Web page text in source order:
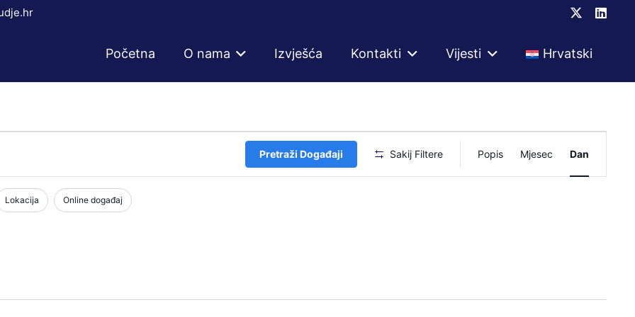
Početna O nama Izvješća Kontakti Vijesti Hrvatski
Pretraži Događaji Sakij Filtere
Događaj
Popis Mjesec Dan
Lokacija Online događaj